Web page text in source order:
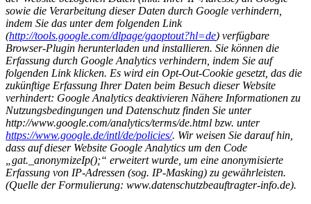
sowie die Verarbeitung dieser Daten durch Google verhindern,
indem Sie das unter dem folgenden Link
(http://tools.google.com/dlpage/gaoptout?hl=de) verfügbare
Browser-Plugin herunterladen und installieren. Sie können die
Erfassung durch Google Analytics verhindern, indem Sie auf
folgenden Link klicken. Es wird ein Opt-Out-Cookie gesetzt, das die
zukünftige Erfassung Ihrer Daten beim Besuch dieser Website
verhindert: Google Analytics deaktivieren Nähere Informationen zu
Nutzungsbedingungen und Datenschutz finden Sie unter
http://www.google.com/analytics/terms/de.html bzw. unter
https://www.google.de/intl/de/policies/. Wir weisen Sie darauf hin,
dass auf dieser Website Google Analytics um den Code
„gat._anonymizeIp();“ erweitert wurde, um eine anonymisierte
Erfassung von IP-Adressen (sog. IP-Masking) zu gewährleisten.
(Quelle der Formulierung: www.datenschutzbeauftragter-info.de).